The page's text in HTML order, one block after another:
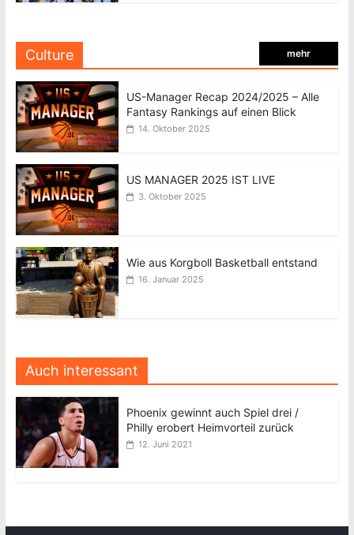
Culture mehr
US-Manager Recap 2024/2025 – Alle
Fantasy Rankings auf einen Blick
14. Oktober 2025
US MANAGER 2025 IST LIVE
3. Oktober 2025
Wie aus Korgboll Basketball entstand
16. Januar 2025
Auch interessant
Phoenix gewinnt auch Spiel drei /
Philly erobert Heimvorteil zurück
12. Juni 2021